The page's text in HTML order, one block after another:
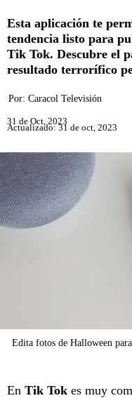
Esta aplicación te
tendencia listo para
Tik Tok. Descubre el
resultado terrorífico
Por: Caracol Televisión
31 de Oct, 2023
Actualizado: 31 de oct, 2023
Edita fotos de Halloween
En Tik Tok es muy